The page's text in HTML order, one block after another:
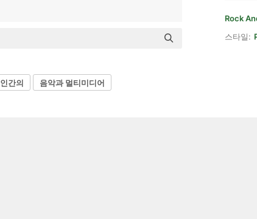
Rock
스타일:
인간의 음악과 멀티미디어